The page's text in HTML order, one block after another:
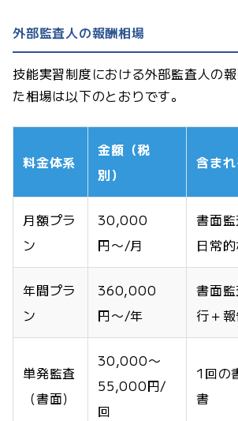
外部監査人の報酬相場
技能実習制度における外部監査人の
た相場は以下のとおりです。
料金体系
金額（税
別）
含ま
月額プラ
ン
30,000
円〜/月
書面
日常
年間プラ
ン
360,000
円〜/年
書面
行＋
単発監査
（書面）
30,000〜
55,000円/
回
1回の
書